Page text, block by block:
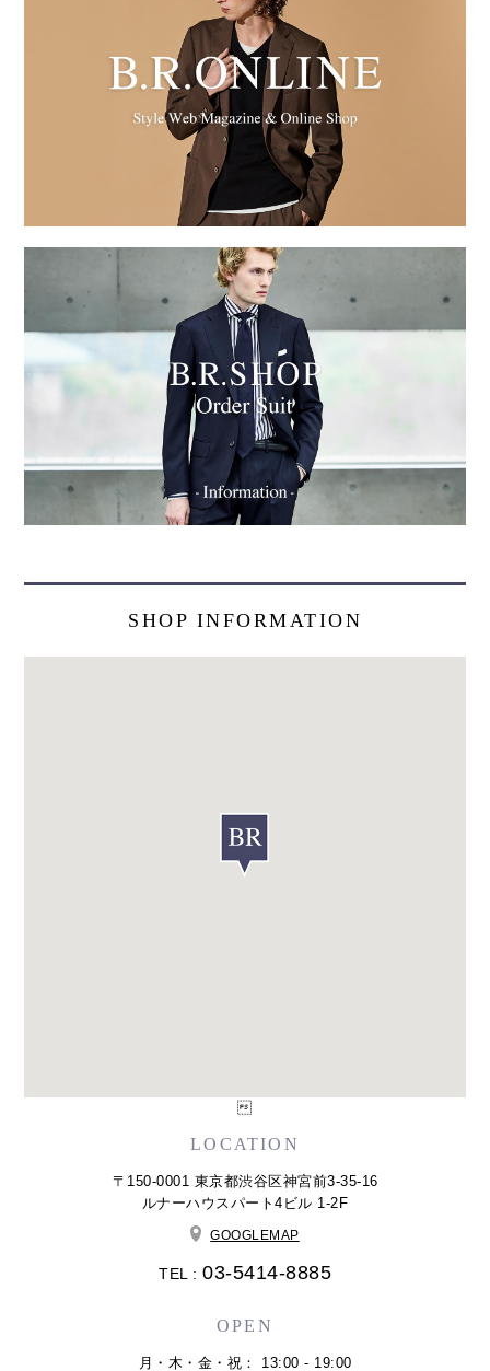
SHOP INFORMATION
LOCATION
〒150-0001 東京都渋谷区神宮前3-35-16
ルナーハウスパート4ビル 1-2F
GOOGLEMAP
TEL : 03-5414-8885
OPEN
月・木・金・祝： 13:00 - 19:00